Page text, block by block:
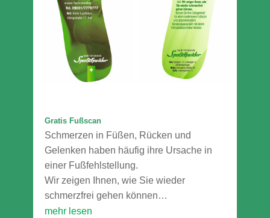
Gratis Fußscan
Schmerzen in Füßen, Rücken und
Gelenken haben häufig ihre Ursache in
einer Fußfehlstellung.
Wir zeigen Ihnen, wie Sie wieder
schmerzfrei gehen können…
mehr lesen